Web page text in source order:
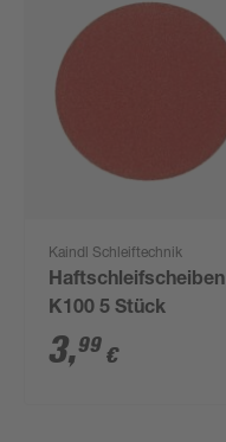
Kaindl Schleiftechnik
Haftschleifscheiben
K100 5 Stück
3,99 €